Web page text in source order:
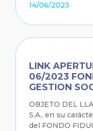
14/06/2023
LINK
06/2023
GESTION
OBJETO DEL
S.A., en su
del FONDO